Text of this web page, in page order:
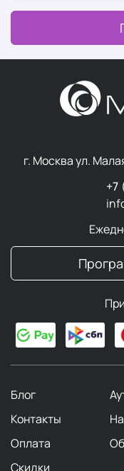
г. Москва ул.
+7
Блог
Контакты
Оплата
Скидки